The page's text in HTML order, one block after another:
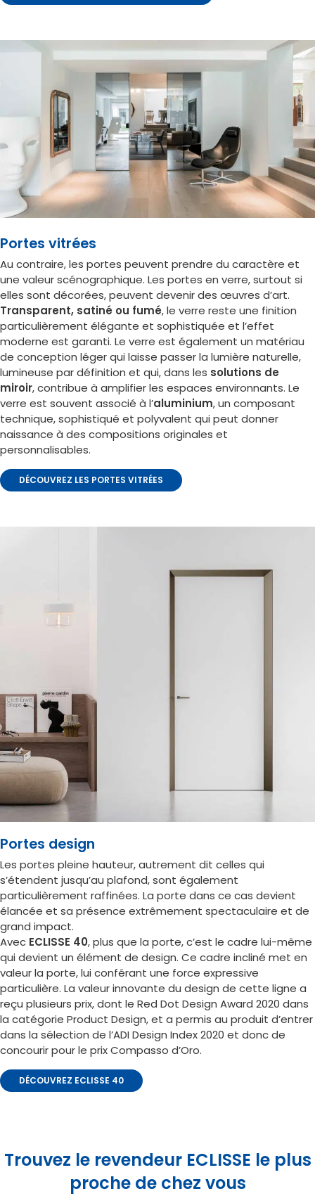
Portes vitrées
Au contraire, les portes peuvent prendre du caractère et
une valeur scénographique. Les portes en verre, surtout si
elles sont décorées, peuvent devenir des œuvres d’art.
Transparent, satiné ou fumé, le verre reste une finition
particulièrement élégante et sophistiquée et l’effet
moderne est garanti. Le verre est également un matériau
de conception léger qui laisse passer la lumière naturelle,
lumineuse par définition et qui, dans les solutions de
miroir, contribue à amplifier les espaces environnants. Le
verre est souvent associé à l’aluminium, un composant
technique, sophistiqué et polyvalent qui peut donner
naissance à des compositions originales et
personnalisables.
DÉCOUVREZ LES PORTES VITRÉES
Portes design
Les portes pleine hauteur, autrement dit celles qui
s’étendent jusqu’au plafond, sont également
particulièrement raffinées. La porte dans ce cas devient
élancée et sa présence extrêmement spectaculaire et de
grand impact.
Avec ECLISSE 40, plus que la porte, c’est le cadre lui-même
qui devient un élément de design. Ce cadre incliné met en
valeur la porte, lui conférant une force expressive
particulière. La valeur innovante du design de cette ligne a
reçu plusieurs prix, dont le Red Dot Design Award 2020 dans
la catégorie Product Design, et a permis au produit d’entrer
dans la sélection de l’ADI Design Index 2020 et donc de
concourir pour le prix Compasso d’Oro.
DÉCOUVREZ ECLISSE 40
Trouvez le revendeur ECLISSE le plus
proche de chez vous